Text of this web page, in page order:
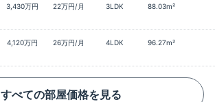
3,430万円 22万円/月 3LDK
88.03m²
4,120万円 26万円/月 4LDK
96.27m²
すべての部屋価格を見る